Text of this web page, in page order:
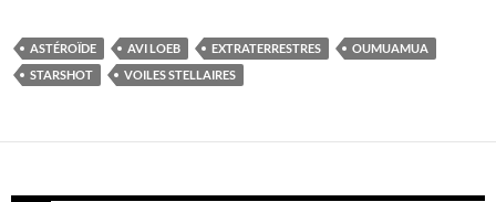
ASTÉROÏDE AVI LOEB EXTRATERRESTRES
OUMUAMUA
STARSHOT
VOILES STELLAIRES